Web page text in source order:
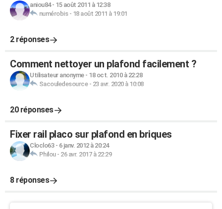
aniou84- 15 août 2011 à 12:38
numérobis- 18 août 2011 à 19:01
2 réponses
Comment nettoyer un plafond facilement ?
Utilisateur anonyme- 18 oct. 2010 à 22:28
Sacouledesource- 23 avr. 2020 à 10:08
20 réponses
Fixer rail placo sur plafond en briques
Cloclo63- 6 janv. 2012 à 20:24
Philou- 26 avr. 2017 à 22:29
8 réponses